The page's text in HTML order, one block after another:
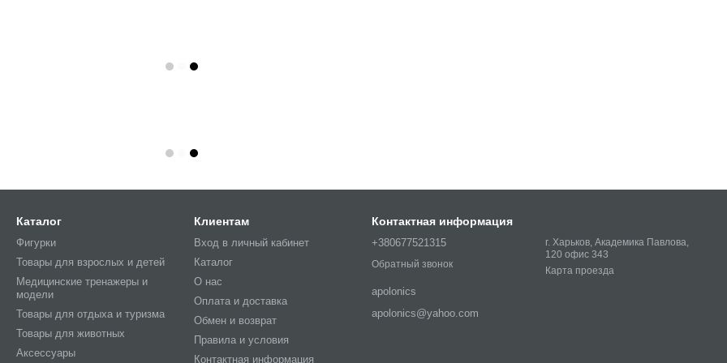
Каталог
Фигурки
Товары для взрослых и детей
Медицинские тренажеры и
модели
Товары для отдыха и туризма
Товары для животных
Аксессуары
Клиентам
Вход в личный кабинет
Каталог
О нас
Оплата и доставка
Обмен и возврат
Правила и условия
Контактная информация
Контактная информация
+380677521315
Обратный звонок
apolonics
apolonics@yahoo.com
г. Харьков, Академика Павлова,
120 офис 343
Карта проезда